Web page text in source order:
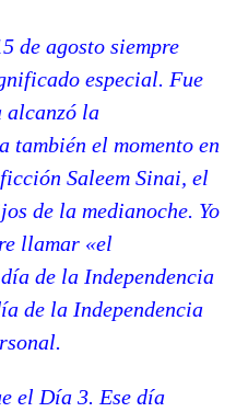
de agosto siempre
especial. Fue
alcanzó la
también el momento en
Saleem Sinai, el
de la medianoche. Yo
llamar «el
de la Independencia
de la Independencia
el Día 3. Ese día